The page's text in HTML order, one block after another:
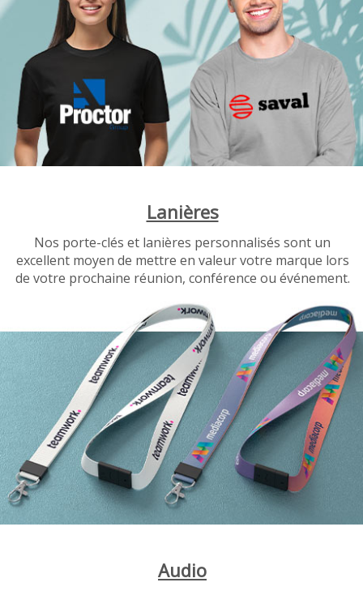
Lanières
Nos porte-clés et lanières personnalisés sont un
excellent moyen de mettre en valeur votre marque lors
de votre prochaine réunion, conférence ou événement.
Audio